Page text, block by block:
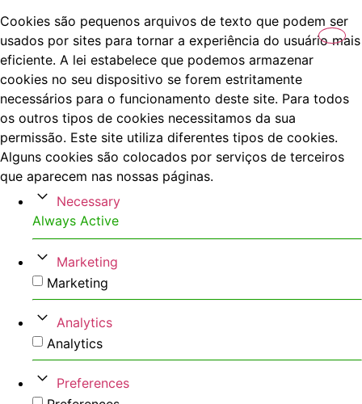
Cookies são pequenos arquivos de texto que podem ser
usados por sites para tornar a experiência do usuário mais
eficiente. A lei estabelece que podemos armazenar
cookies no seu dispositivo se forem estritamente
necessários para o funcionamento deste site. Para todos
os outros tipos de cookies necessitamos da sua
permissão. Este site utiliza diferentes tipos de cookies.
Alguns cookies são colocados por serviços de terceiros
que aparecem nas nossas páginas.
Necessary
Always Active
Marketing
Marketing
Analytics
Analytics
Preferences